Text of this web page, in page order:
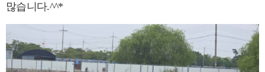
많습니다.^^*